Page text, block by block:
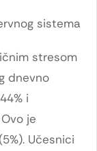
sistema
stresom
dnevno
i
je
Učesnici